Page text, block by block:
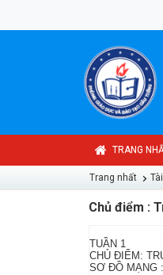
TRANG
Trang nhất
Chủ điểm :
TUẦN 1
CHỦ ĐIỂM:
SƠ ĐỒ MẠNG :